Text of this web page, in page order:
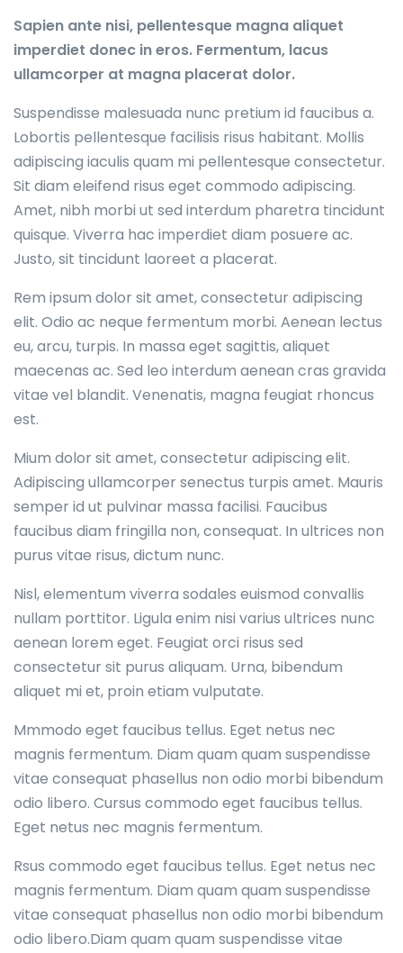
Sapien ante nisi, pellentesque magna aliquet
imperdiet donec in eros. Fermentum, lacus
ullamcorper at magna placerat dolor.
Suspendisse malesuada nunc pretium id faucibus a.
Lobortis pellentesque facilisis risus habitant. Mollis
adipiscing iaculis quam mi pellentesque consectetur.
Sit diam eleifend risus eget commodo adipiscing.
Amet, nibh morbi ut sed interdum pharetra tincidunt
quisque. Viverra hac imperdiet diam posuere ac.
Justo, sit tincidunt laoreet a placerat.
Rem ipsum dolor sit amet, consectetur adipiscing
elit. Odio ac neque fermentum morbi. Aenean lectus
eu, arcu, turpis. In massa eget sagittis, aliquet
maecenas ac. Sed leo interdum aenean cras gravida
vitae vel blandit. Venenatis, magna feugiat rhoncus
est.
Mium dolor sit amet, consectetur adipiscing elit.
Adipiscing ullamcorper senectus turpis amet. Mauris
semper id ut pulvinar massa facilisi. Faucibus
faucibus diam fringilla non, consequat. In ultrices non
purus vitae risus, dictum nunc.
Nisl, elementum viverra sodales euismod convallis
nullam porttitor. Ligula enim nisi varius ultrices nunc
aenean lorem eget. Feugiat orci risus sed
consectetur sit purus aliquam. Urna, bibendum
aliquet mi et, proin etiam vulputate.
Mmmodo eget faucibus tellus. Eget netus nec
magnis fermentum. Diam quam quam suspendisse
vitae consequat phasellus non odio morbi bibendum
odio libero. Cursus commodo eget faucibus tellus.
Eget netus nec magnis fermentum.
Rsus commodo eget faucibus tellus. Eget netus nec
magnis fermentum. Diam quam quam suspendisse
vitae consequat phasellus non odio morbi bibendum
odio libero.Diam quam quam suspendisse vitae